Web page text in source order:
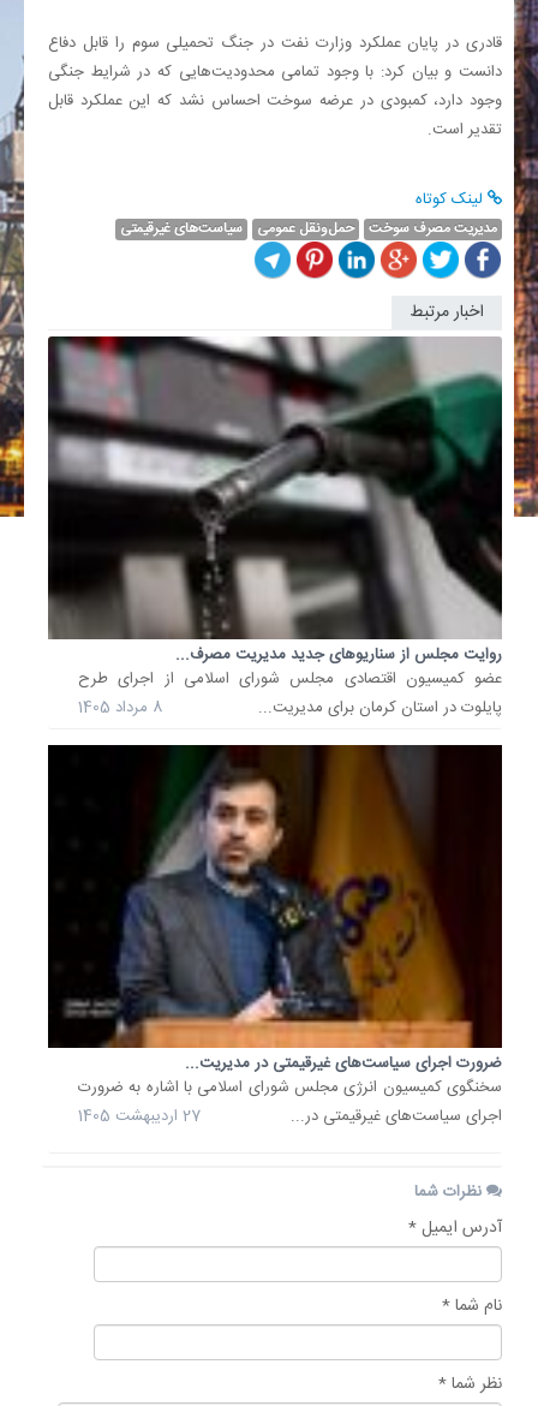
قادری در پایان عملکرد وزارت نفت در جنگ تحمیلی سوم را قابل دفاع
دانست و بیان کرد: با وجود تمامی محدودیت‌هایی که در شرایط جنگی
وجود دارد، کمبودی در عرضه سوخت احساس نشد که این عملکرد قابل
تقدیر است.
لینک کوتاه
مدیریت مصرف سوخت حمل‌ونقل عمومی سیاست‌های غیرقیمتی
اخبار مرتبط
روایت مجلس از سناریوهای جدید مدیریت مصرف...
عضو کمیسیون اقتصادی مجلس شورای اسلامی از اجرای طرح
پایلوت در استان کرمان برای مدیریت...
8 مرداد 1405
ضرورت اجرای سیاست‌های غیرقیمتی در مدیریت...
سخنگوی کمیسیون انرژی مجلس شورای اسلامی با اشاره به ضرورت
اجرای سیاست‌های غیرقیمتی در...
27 اردیبهشت 1405
نظرات شما
آدرس ایمیل *
نام شما *
نظر شما *